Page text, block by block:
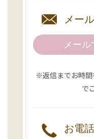
メー
メー
※返信までお時間
で
お電